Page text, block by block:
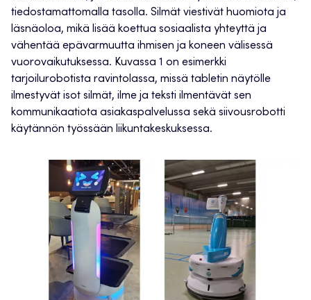
tiedostamattomalla tasolla. Silmät viestivät huomiota ja
läsnäoloa, mikä lisää koettua sosiaalista yhteyttä ja
vähentää epävarmuutta ihmisen ja koneen välisessä
vuorovaikutuksessa. Kuvassa 1 on esimerkki
tarjoilurobotista ravintolassa, missä tabletin näytölle
ilmestyvät isot silmät, ilme ja teksti ilmentävät sen
kommunikaatiota asiakaspalvelussa sekä siivousrobotti
käytännön työssään liikuntakeskuksessa.